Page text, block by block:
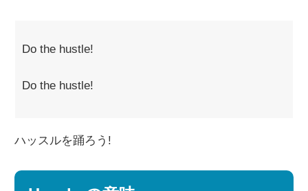
Do the hustle!
Do the hustle!
ハッスルを踊ろう!